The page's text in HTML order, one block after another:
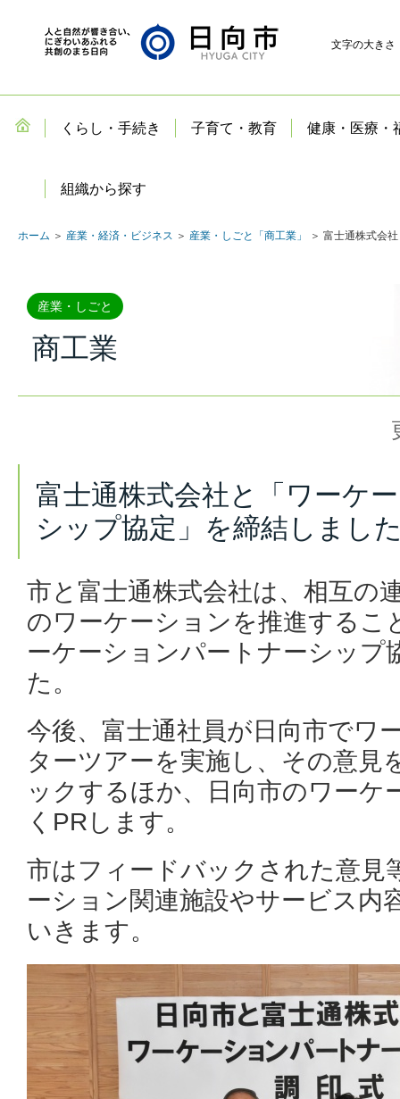
文字の大きさ
くらし・手続き 子育て・教育 健康・医療・
組織から探す
ホーム ＞ 産業・経済・ビジネス ＞ 産業・しごと「商工業」 ＞ 富士通株式会
産業・しごと
商工業
富士通株式会社と「ワーケ
シップ協定」を締結しまし
市と富士通株式会社は、相互の
のワーケーションを推進するこ
ーケーションパートナーシップ
た。
今後、富士通社員が日向市でワ
ターツアーを実施し、その意見
ックするほか、日向市のワーケ
くPRします。
市はフィードバックされた意見
ーション関連施設やサービス内
いきます。